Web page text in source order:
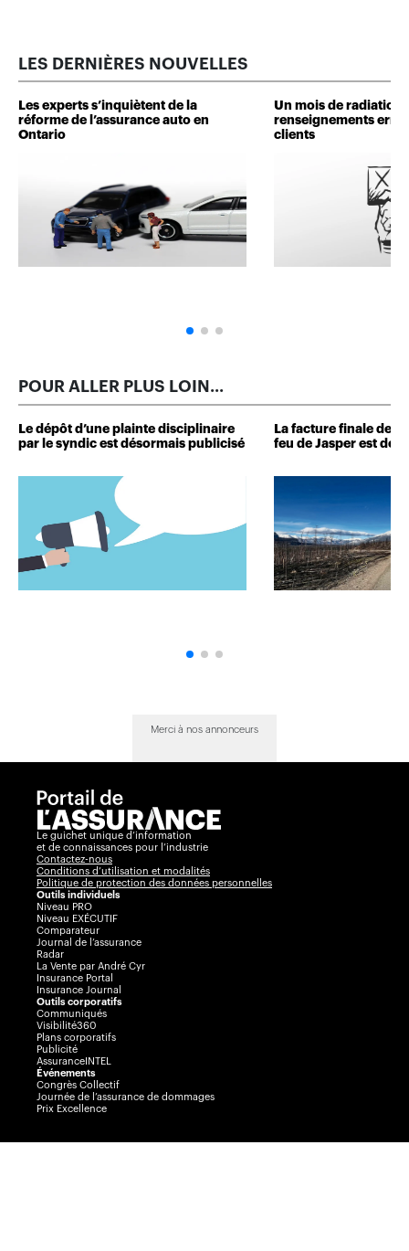
LES DERNIÈRES NOUVELLES
Les experts s’inquiètent de la
réforme de l’assurance auto en
Ontario
Un mois de radiation
renseignements
clients
POUR ALLER PLUS LOIN...
Le dépôt d’une plainte disciplinaire
par le syndic est désormais publicisé
La facture finale des
feu de Jasper est
Merci à nos annonceurs
Le guichet unique d’information
et de connaissances pour l’industrie
Contactez-nous
Conditions d’utilisation et modalités
Politique de protection des données personnelles
Outils individuels
Niveau PRO
Niveau EXÉCUTIF
Comparateur
Journal de l’assurance
Radar
La Vente par André Cyr
Insurance Portal
Insurance Journal
Outils corporatifs
Communiqués
Visibilité360
Plans corporatifs
Publicité
AssuranceINTEL
Événements
Congrès Collectif
Journée de l’assurance de dommages
Prix Excellence